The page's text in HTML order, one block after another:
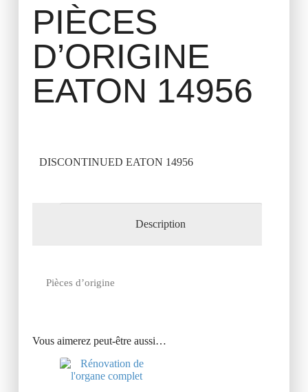
PIÈCES
D’ORIGINE
EATON 14956
DISCONTINUED EATON 14956
Description
Pièces d’origine
Vous aimerez peut-être aussi…